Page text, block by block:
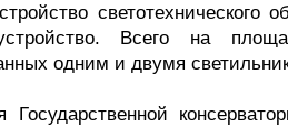
светотехнического
Всего на
одним и двумя